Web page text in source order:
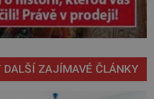
DALŠÍ ZAJÍMAVÉ ČLÁNKY